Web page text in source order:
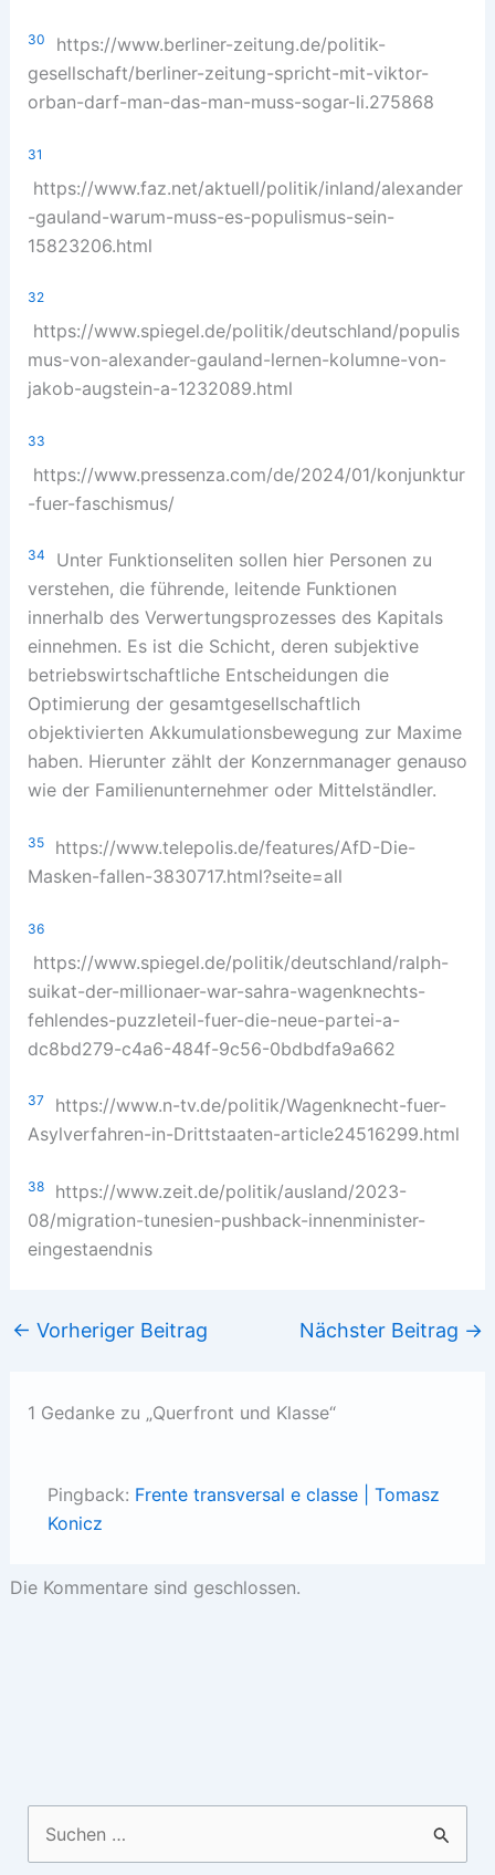
30
https://www.berliner-zeitung.de/politik-
gesellschaft/berliner-zeitung-spricht-mit-viktor-
orban-darf-man-das-man-muss-sogar-li.275868
31
https://www.faz.net/aktuell/politik/inland/alexander
-gauland-warum-muss-es-populismus-sein-
15823206.html
32
https://www.spiegel.de/politik/deutschland/populis
mus-von-alexander-gauland-lernen-kolumne-von-
jakob-augstein-a-1232089.html
33
https://www.pressenza.com/de/2024/01/konjunktur
-fuer-faschismus/
34
Unter Funktionseliten sollen hier Personen zu
verstehen, die führende, leitende Funktionen
innerhalb des Verwertungsprozesses des Kapitals
einnehmen. Es ist die Schicht, deren subjektive
betriebswirtschaftliche Entscheidungen die
Optimierung der gesamtgesellschaftlich
objektivierten Akkumulationsbewegung zur Maxime
haben. Hierunter zählt der Konzernmanager genauso
wie der Familienunternehmer oder Mittelständler.
35https://www.telepolis.de/features/AfD-Die-
Masken-fallen-3830717.html?seite=all
36
https://www.spiegel.de/politik/deutschland/ralph-
suikat-der-millionaer-war-sahra-wagenknechts-
fehlendes-puzzleteil-fuer-die-neue-partei-a-
dc8bd279-c4a6-484f-9c56-0bdbdfa9a662
37
https://www.n-tv.de/politik/Wagenknecht-fuer-
Asylverfahren-in-Drittstaaten-article24516299.html
38https://www.zeit.de/politik/ausland/2023-
08/migration-tunesien-pushback-innenminister-
eingestaendnis
← Vorheriger Beitrag Nächster Beitrag →
1 Gedanke zu „Querfront und Klasse“
Pingback: Frente transversal e classe | Tomasz
Konicz
Die Kommentare sind geschlossen.
nach: